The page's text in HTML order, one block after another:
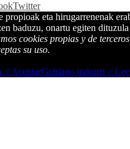
Twitter
propioak eta hirugarrenenak
baduzu, onartu egiten
cookies propias y de
su uso.
// AceptarGehiago irakurri //